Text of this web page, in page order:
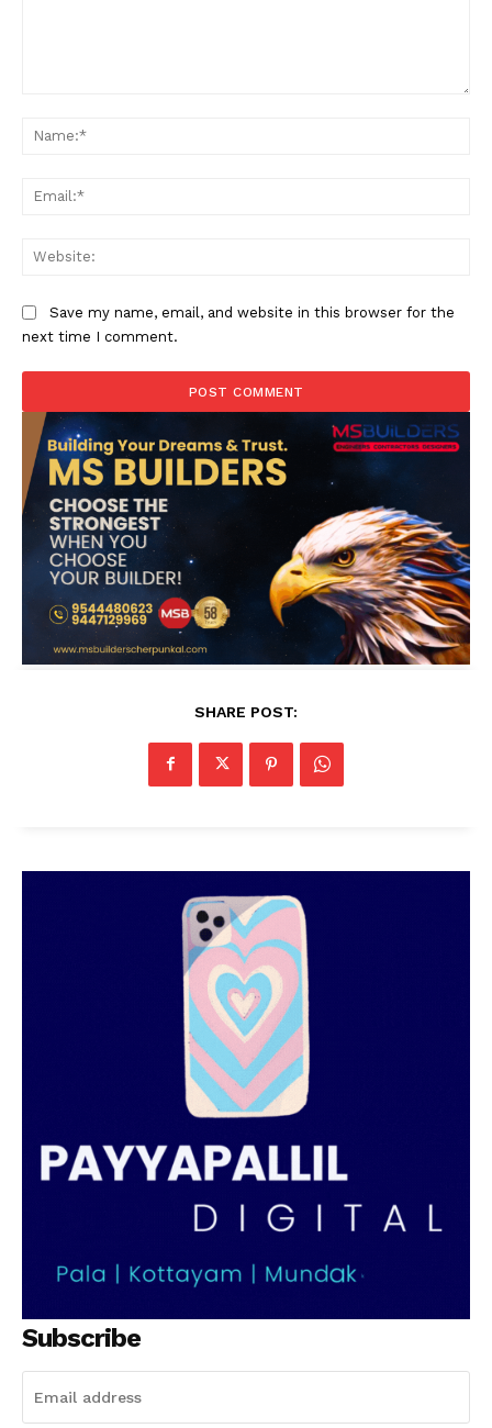
Save my name, email, and website in this browser for the
next time I comment.
SHARE POST:
Subscribe